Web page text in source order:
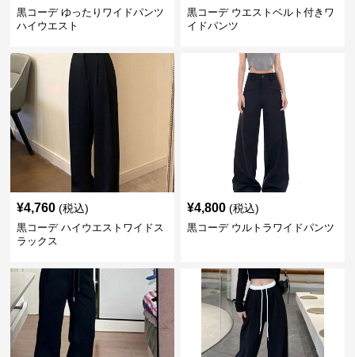
黒コーデ ゆったりワイドパンツ
ハイウエスト
黒コーデ ウエストベルト付きワ
イドパンツ
¥4,760 (税込)
黒コーデ ハイウエストワイドス
ラックス
¥4,800 (税込)
黒コーデ ウルトラワイドパンツ